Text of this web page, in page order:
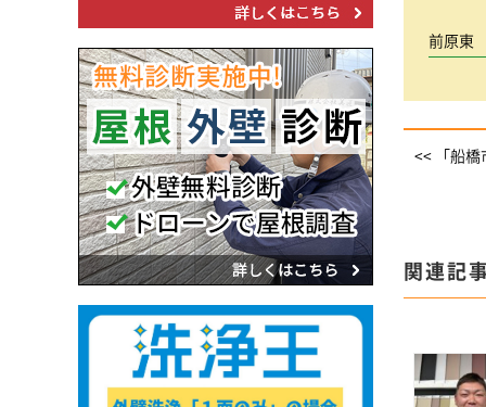
前原東
<< 「船橋
関連記